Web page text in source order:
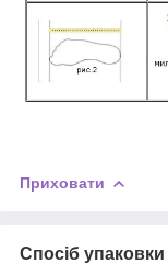
Приховати
Спосіб упаковки